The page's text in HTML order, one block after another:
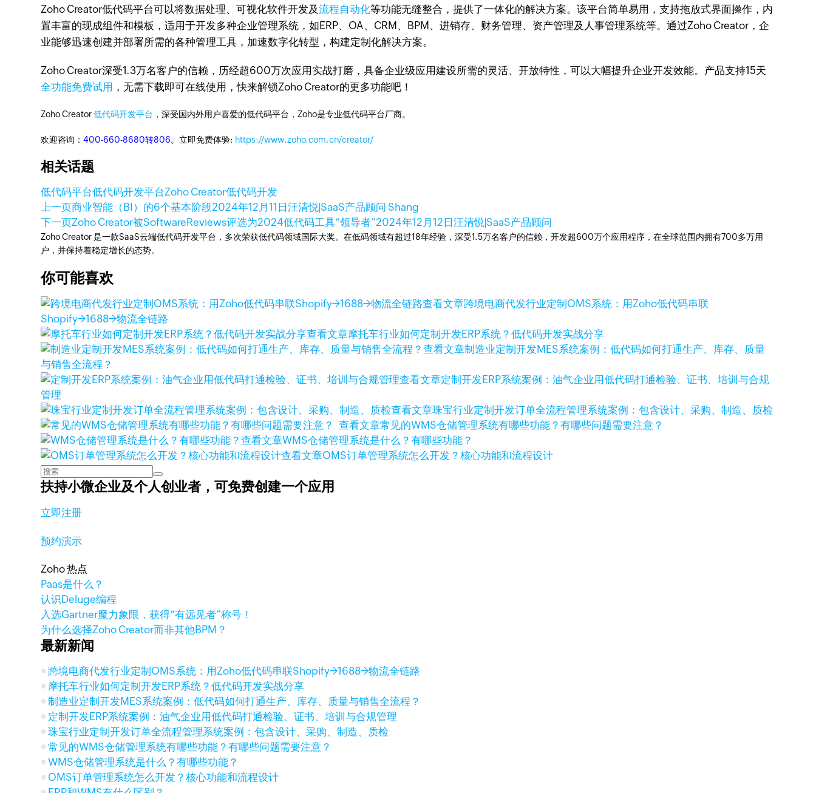
Zoho Creator低代码平台可以将数据处理、可视化软件开发及流程自动化等功能无缝整合，提供了一体化的解决方案。该平台简单易用，支持拖放式界面操作，内
置丰富的现成组件和模板，适用于开发多种企业管理系统，如ERP、OA、CRM、BPM、进销存、财务管理、资产管理及人事管理系统等。通过Zoho Creator，企
业能够迅速创建并部署所需的各种管理工具，加速数字化转型，构建定制化解决方案。
Zoho Creator深受1.3万名客户的信赖，历经超600万次应用实战打磨，具备企业级应用建设所需的灵活、开放特性，可以大幅提升企业开发效能。产品支持15天
全功能免费试用 ，无需下载即可在线使用，快来解锁Zoho Creator的更多功能吧！
Zoho Creator低代码开发平台 ，深受国内外用户喜爱的低代码平台，Zoho是专业低代码平台厂商。
欢迎咨询：400-660-8680转806。立即免费体验: https://www.zoho.com.cn/creator/
相关话题
低代码平台低代码开发平台Zoho Creator低代码开发
上一页商业智能（BI）的6个基本阶段2024年12月11日汪清悦|SaaS产品顾问 Shang
下一页Zoho Creator被SoftwareReviews评选为2024低代码工具“领导者”2024年12月12日汪清悦|SaaS产品顾问
Zoho Creator 是一款SaaS云端低代码开发平台，多次荣获低代码领域国际大奖。在低码领域有超过18年经验，深受1.5万名客户的信赖，开发超600万个应用程序，在全球范围内拥有700多万用
户，并保持着稳定增长的态势。
你可能喜欢
查看文章跨境电商代发行业定制OMS系统：用Zoho低代码串联
Shopify→1688→物流全链路
查看文章摩托车行业如何定制开发ERP系统？低代码开发实战分享
查看文章制造业定制开发MES系统案例：低代码如何打通生产、库存、质量
与销售全流程？
查看文章定制开发ERP系统案例：油气企业用低代码打通检验、证书、培训与合规
管理
查看文章珠宝行业定制开发订单全流程管理系统案例：包含设计、采购、制造、质检
查看文章常见的WMS仓储管理系统有哪些功能？有哪些问题需要注意？
查看文章WMS仓储管理系统是什么？有哪些功能？
查看文章OMS订单管理系统怎么开发？核心功能和流程设计
扶持小微企业及个人创业者，可免费创建一个应用
立即注册
预约演示
Zoho 热点
Paas是什么？
认识Deluge编程
入选Gartner魔力象限，获得“有远见者”称号！
为什么选择Zoho Creator而非其他BPM？
最新新闻
跨境电商代发行业定制OMS系统：用Zoho低代码串联Shopify→1688→物流全链路
摩托车行业如何定制开发ERP系统？低代码开发实战分享
制造业定制开发MES系统案例：低代码如何打通生产、库存、质量与销售全流程？
定制开发ERP系统案例：油气企业用低代码打通检验、证书、培训与合规管理
珠宝行业定制开发订单全流程管理系统案例：包含设计、采购、制造、质检
常见的WMS仓储管理系统有哪些功能？有哪些问题需要注意？
WMS仓储管理系统是什么？有哪些功能？
OMS订单管理系统怎么开发？核心功能和流程设计